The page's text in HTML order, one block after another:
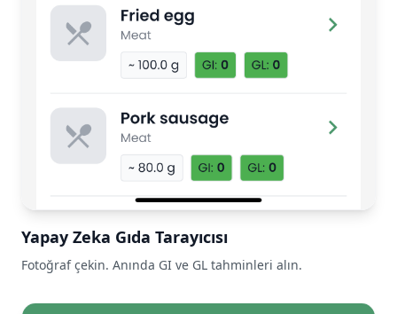
Yapay Zeka Gıda Tarayıcısı
Fotoğraf çekin. Anında GI ve GL tahminleri alın.